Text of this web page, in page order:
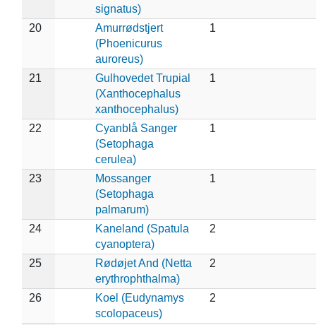
signatus)
20
Amurrødstjert
(Phoenicurus
auroreus)
1
21
Gulhovedet Trupial
(Xanthocephalus
xanthocephalus)
1
22
Cyanblå Sanger
(Setophaga
cerulea)
1
23
Mossanger
(Setophaga
palmarum)
1
24
Kaneland (Spatula
cyanoptera)
2
25
Rødøjet And (Netta
erythrophthalma)
2
26
Koel (Eudynamys
scolopaceus)
2